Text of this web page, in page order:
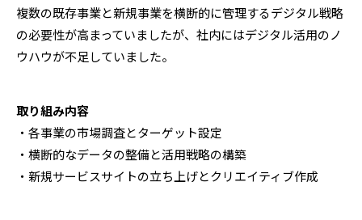
複数の既存事業と新規事業を横断的に管理するデジタル戦略
の必要性が高まっていましたが、社内にはデジタル活用のノ
ウハウが不足していました。
取り組み内容
・各事業の市場調査とターゲット設定
・横断的なデータの整備と活用戦略の構築
・新規サービスサイトの立ち上げとクリエイティブ作成